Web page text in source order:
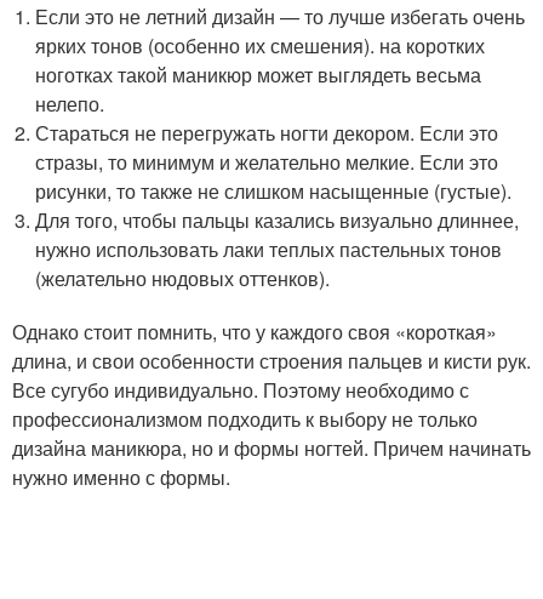
Если это не летний дизайн — то лучше избегать очень
ярких тонов (особенно их смешения). на коротких
ноготках такой маникюр может выглядеть весьма
нелепо.
Стараться не перегружать ногти декором. Если это
стразы, то минимум и желательно мелкие. Если это
рисунки, то также не слишком насыщенные (густые).
Для того, чтобы пальцы казались визуально длиннее,
нужно использовать лаки теплых пастельных тонов
(желательно нюдовых оттенков).
Однако стоит помнить, что у каждого своя «короткая»
длина, и свои особенности строения пальцев и кисти рук.
Все сугубо индивидуально. Поэтому необходимо с
профессионализмом подходить к выбору не только
дизайна маникюра, но и формы ногтей. Причем начинать
нужно именно с формы.